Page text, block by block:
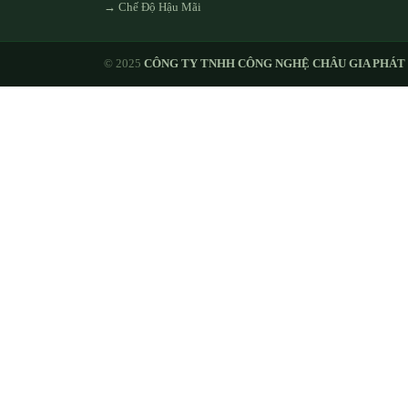
→ Chế Độ Hậu Mãi
© 2025 CÔNG TY TNHH CÔNG NGHỆ CHÂU GIA PHÁT